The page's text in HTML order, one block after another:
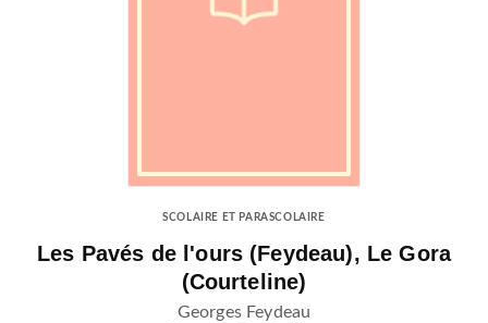
SCOLAIRE ET PARASCOLAIRE
Les Pavés de l'ours (Feydeau), Le Gora
(Courteline)
Georges Feydeau